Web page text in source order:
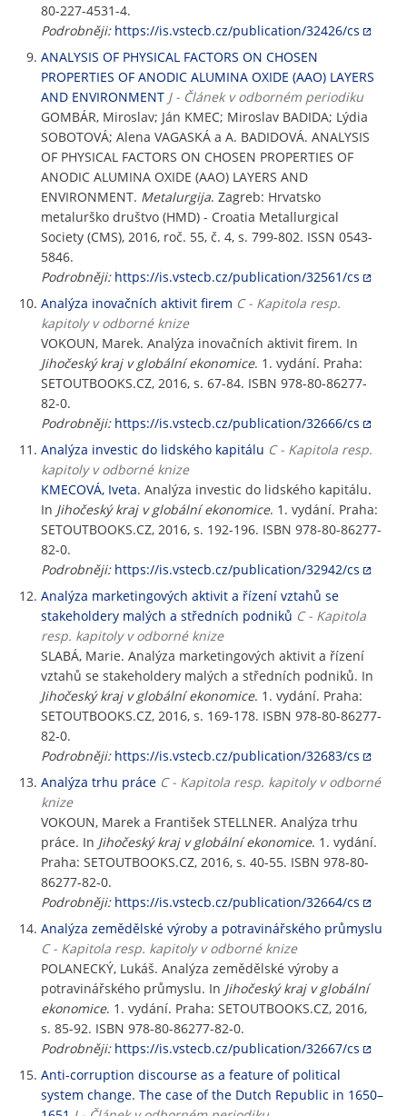
80-227-4531-4.
Podrobněji: https://is.vstecb.cz/publication/32426/cs
ANALYSIS OF PHYSICAL FACTORS ON CHOSEN
PROPERTIES OF ANODIC ALUMINA OXIDE (AAO) LAYERS
AND ENVIRONMENT J - Článek v odborném periodiku
GOMBÁR, Miroslav; Ján KMEC; Miroslav BADIDA; Lýdia
SOBOTOVÁ; Alena VAGASKÁ a A. BADIDOVÁ. ANALYSIS
OF PHYSICAL FACTORS ON CHOSEN PROPERTIES OF
ANODIC ALUMINA OXIDE (AAO) LAYERS AND
ENVIRONMENT. Metalurgija. Zagreb: Hrvatsko
metalurško društvo (HMD) - Croatia Metallurgical
Society (CMS), 2016, roč. 55, č. 4, s. 799-802. ISSN 0543-
5846.
Podrobněji: https://is.vstecb.cz/publication/32561/cs
Analýza inovačních aktivit firem C - Kapitola resp.
kapitoly v odborné knize
VOKOUN, Marek. Analýza inovačních aktivit firem. In
Jihočeský kraj v globální ekonomice. 1. vydání. Praha:
SETOUTBOOKS.CZ, 2016, s. 67-84. ISBN 978-80-86277-
82-0.
Podrobněji: https://is.vstecb.cz/publication/32666/cs
Analýza investic do lidského kapitálu C - Kapitola resp.
kapitoly v odborné knize
KMECOVÁ, Iveta. Analýza investic do lidského kapitálu.
In Jihočeský kraj v globální ekonomice. 1. vydání. Praha:
SETOUTBOOKS.CZ, 2016, s. 192-196. ISBN 978-80-86277-
82-0.
Podrobněji: https://is.vstecb.cz/publication/32942/cs
Analýza marketingových aktivit a řízení vztahů se
stakeholdery malých a středních podniků C - Kapitola
resp. kapitoly v odborné knize
SLABÁ, Marie. Analýza marketingových aktivit a řízení
vztahů se stakeholdery malých a středních podniků. In
Jihočeský kraj v globální ekonomice. 1. vydání. Praha:
SETOUTBOOKS.CZ, 2016, s. 169-178. ISBN 978-80-86277-
82-0.
Podrobněji: https://is.vstecb.cz/publication/32683/cs
Analýza trhu práce C - Kapitola resp. kapitoly v odborné
knize
VOKOUN, Marek a František STELLNER. Analýza trhu
práce. In Jihočeský kraj v globální ekonomice. 1. vydání.
Praha: SETOUTBOOKS.CZ, 2016, s. 40-55. ISBN 978-80-
86277-82-0.
Podrobněji: https://is.vstecb.cz/publication/32664/cs
Analýza zemědělské výroby a potravinářského průmyslu
C - Kapitola resp. kapitoly v odborné knize
POLANECKÝ, Lukáš. Analýza zemědělské výroby a
potravinářského průmyslu. In Jihočeský kraj v globální
ekonomice. 1. vydání. Praha: SETOUTBOOKS.CZ, 2016,
s. 85-92. ISBN 978-80-86277-82-0.
Podrobněji: https://is.vstecb.cz/publication/32667/cs
Anti-corruption discourse as a feature of political
system change. The case of the Dutch Republic in 1650–